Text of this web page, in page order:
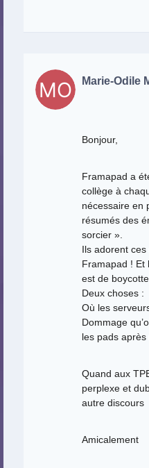
Marie-Odile
Bonjour,
Framapad a
collège à
nécessaire en
résumés des
sorcier ».
Ils adorent
Framapad ! Et
est de
Deux choses :
Où les
Dommage
les pads après
Quand aux
perplexe et
autre discours
Amicalement